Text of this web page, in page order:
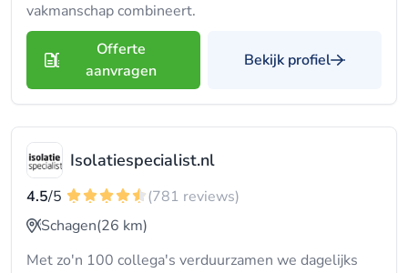
vakmanschap combineert.
Offerte
aanvragen
Bekijk profiel
Isolatiespecialist.nl
4.5/5
(781 reviews)
Schagen(26 km)
Met zo'n 100 collega's verduurzamen we dagelijks